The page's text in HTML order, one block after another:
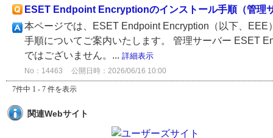
ESET Endpoint Encryptionのインストール手順（管理
本ページでは、ESET Endpoint Encryption（以下、
手順についてご案内いたします。 管理サーバー ESET
ではございません。... 詳細表示
No：14463 公開日時：2026/06/16 10:00
7件中 1 - 7 件を表示
関連Webサイト